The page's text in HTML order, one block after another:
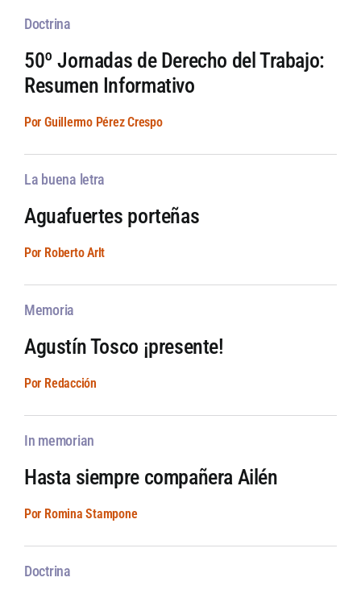
Doctrina
50º Jornadas de Derecho del Trabajo:
Resumen Informativo
Por Guillermo Pérez Crespo
La buena letra
Aguafuertes porteñas
Por Roberto Arlt
Memoria
Agustín Tosco ¡presente!
Por Redacción
In memorian
Hasta siempre compañera Ailén
Por Romina Stampone
Doctrina